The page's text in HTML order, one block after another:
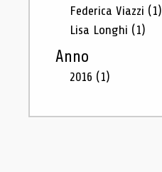
Federica Viazzi (1)
Lisa Longhi (1)
Anno
2016 (1)